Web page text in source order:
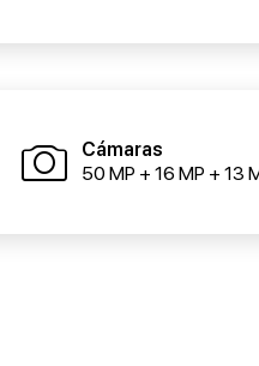
Cámaras
50 MP + 16 MP + 13